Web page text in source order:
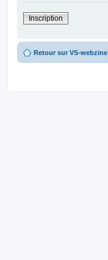
Inscription
Retour sur VS-webzine